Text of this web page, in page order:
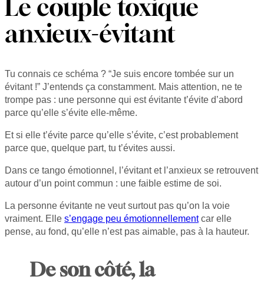
Le couple toxique
anxieux-évitant
Tu connais ce schéma ? “Je suis encore tombée sur un
évitant !” J’entends ça constamment. Mais attention, ne te
trompe pas : une personne qui est évitante t’évite d’abord
parce qu’elle s’évite elle-même.
Et si elle t’évite parce qu’elle s’évite, c’est probablement
parce que, quelque part, tu t’évites aussi.
Dans ce tango émotionnel, l’évitant et l’anxieux se retrouvent
autour d’un point commun : une faible estime de soi.
La personne évitante ne veut surtout pas qu’on la voie
vraiment. Elle s’engage peu émotionnellementcar elle
pense, au fond, qu’elle n’est pas aimable, pas à la hauteur.
De son côté, la